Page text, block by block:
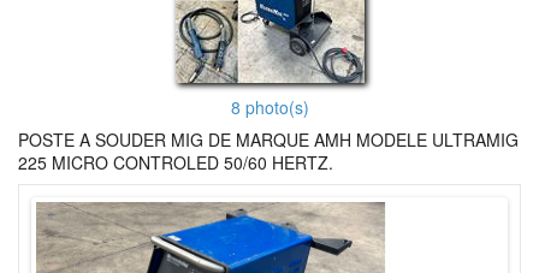
8 photo(s)
POSTE A SOUDER MIG DE MARQUE AMH MODELE ULTRAMIG
225 MICRO CONTROLED 50/60 HERTZ.